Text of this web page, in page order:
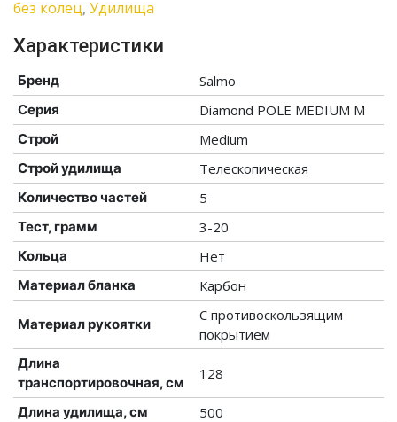
без колец, Удилища
Характеристики
Бренд Salmo
Серия Diamond POLE MEDIUM M
Строй Medium
Строй удилища Телескопическая
Количество частей 5
Тест, грамм 3-20
Кольца Нет
Материал бланка Карбон
Материал рукоятки
С противоскользящим
покрытием
Длина
транспортировочная, см
128
Длина удилища, см 500